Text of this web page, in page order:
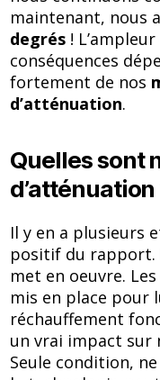
maintenant, nous
degrés ! L’ampleur
conséquences
fortement de nos
d’atténuation.
Quelles sont
d’atténuation
Il y en a plusieurs
positif du rapport.
met en oeuvre.
mis en place pour
réchauffement
un vrai impact sur
Seule condition,